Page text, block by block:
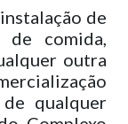
de
de comida,
outra
qualquer